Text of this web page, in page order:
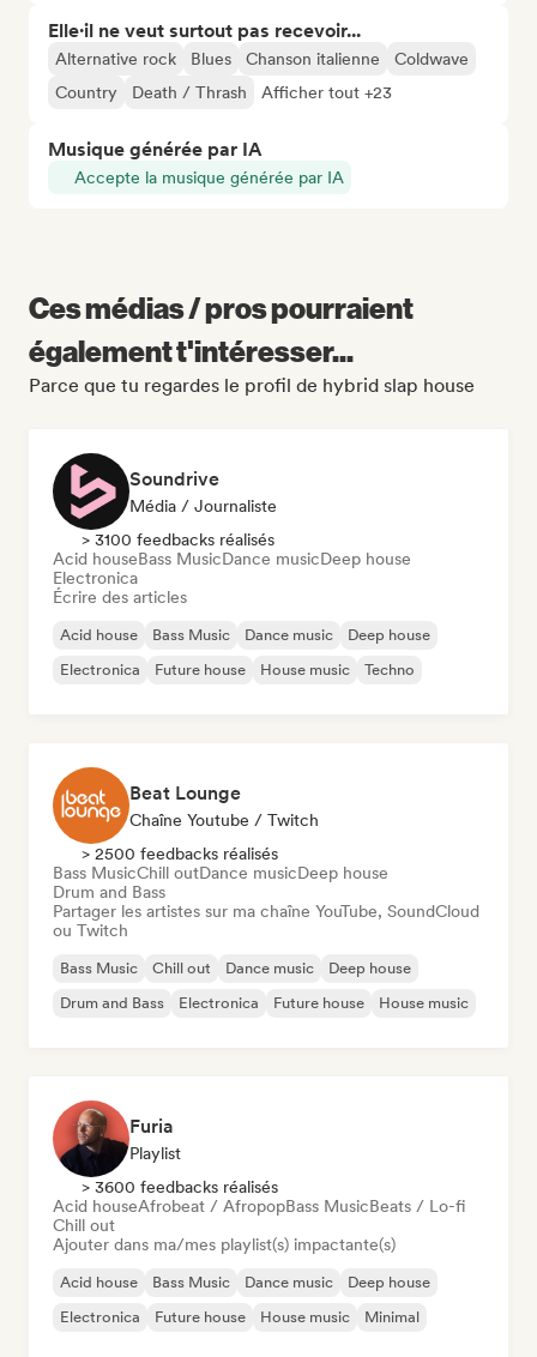
Elle·il ne veut surtout pas recevoir...
Alternative rock Blues Chanson italienne
Coldwave
Country
Death / Thrash Afficher tout +23
Musique générée par IA
Accepte la musique générée par IA
Ces médias / pros pourraient
également t'intéresser...
Parce que tu regardes le profil de hybrid slap house
Soundrive
Média / Journaliste
> 3100 feedbacks réalisés
Acid houseBass MusicDance musicDeep house
Electronica
Écrire des articles
Acid house Bass Music Dance music
Deep house
Electronica
Future house House music Techno
Beat Lounge
Chaîne Youtube / Twitch
> 2500 feedbacks réalisés
Bass MusicChill outDance musicDeep house
Drum and Bass
Partager les artistes sur ma chaîne YouTube, SoundCloud
ou Twitch
Bass Music Chill out Dance music
Deep house
Drum and Bass
Electronica Future house House music
Furia
Playlist
> 3600 feedbacks réalisés
Acid houseAfrobeat / AfropopBass MusicBeats / Lo-fi
Chill out
Ajouter dans ma/mes playlist(s) impactante(s)
Acid house Bass Music Dance music
Deep house
Electronica
Future house House music Minimal